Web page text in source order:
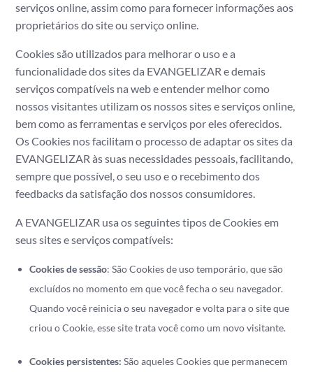
serviços online, assim como para fornecer informações aos
proprietários do site ou serviço online.
Cookies são utilizados para melhorar o uso e a
funcionalidade dos sites da EVANGELIZAR e demais
serviços compatíveis na web e entender melhor como
nossos visitantes utilizam os nossos sites e serviços online,
bem como as ferramentas e serviços por eles oferecidos.
Os Cookies nos facilitam o processo de adaptar os sites da
EVANGELIZAR às suas necessidades pessoais, facilitando,
sempre que possível, o seu uso e o recebimento dos
feedbacks da satisfação dos nossos consumidores.
A EVANGELIZAR usa os seguintes tipos de Cookies em
seus sites e serviços compatíveis:
Cookies de sessão: São Cookies de uso temporário, que são
excluídos no momento em que você fecha o seu navegador.
Quando você reinicia o seu navegador e volta para o site que
criou o Cookie, esse site trata você como um novo visitante.
Cookies persistentes: São aqueles Cookies que permanecem